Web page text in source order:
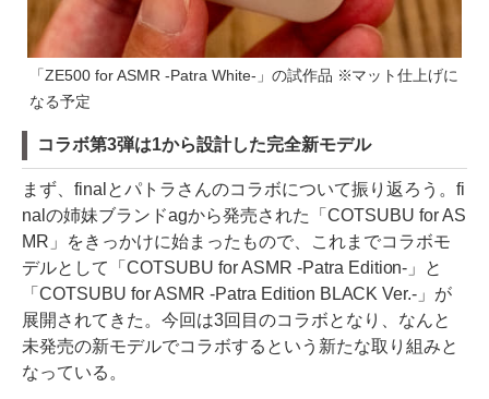
「ZE500 for ASMR -Patra White-」の試作品 ※マット仕上げに
なる予定
コラボ第3弾は1から設計した完全新モデル
まず、finalとパトラさんのコラボについて振り返ろう。fi
nalの姉妹ブランドagから発売された「COTSUBU for AS
MR」をきっかけに始まったもので、これまでコラボモ
デルとして「COTSUBU for ASMR -Patra Edition-」と
「COTSUBU for ASMR -Patra Edition BLACK Ver.-」が
展開されてきた。今回は3回目のコラボとなり、なんと
未発売の新モデルでコラボするという新たな取り組みと
なっている。